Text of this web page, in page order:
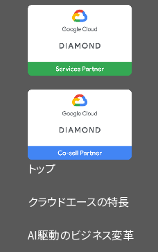
トップ
クラウドエースの特長
AI駆動のビジネス変革